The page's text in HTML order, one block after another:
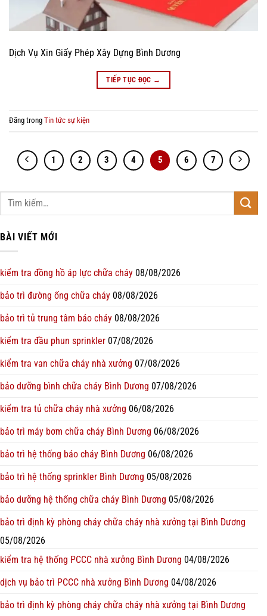
Dịch Vụ Xin Giấy Phép Xây Dựng Bình Dương
TIẾP TỤC ĐỌC →
Đăng trong Tin tức sự kiện
1 2 3 4 5 6 7
BÀI VIẾT MỚI
kiểm tra đồng hồ áp lực chữa cháy 08/08/2026
bảo trì đường ống chữa cháy 08/08/2026
bảo trì tủ trung tâm báo cháy 08/08/2026
kiểm tra đầu phun sprinkler 07/08/2026
kiểm tra van chữa cháy nhà xưởng 07/08/2026
bảo dưỡng bình chữa cháy Bình Dương 07/08/2026
kiểm tra tủ chữa cháy nhà xưởng 06/08/2026
bảo trì máy bơm chữa cháy Bình Dương 06/08/2026
bảo trì hệ thống báo cháy Bình Dương 06/08/2026
bảo trì hệ thống sprinkler Bình Dương 05/08/2026
bảo dưỡng hệ thống chữa cháy Bình Dương 05/08/2026
bảo trì định kỳ phòng cháy chữa cháy nhà xưởng tại Bình Dương
05/08/2026
kiểm tra hệ thống PCCC nhà xưởng Bình Dương 04/08/2026
dịch vụ bảo trì PCCC nhà xưởng Bình Dương 04/08/2026
bảo trì định kỳ phòng cháy chữa cháy nhà xưởng tại Bình Dương